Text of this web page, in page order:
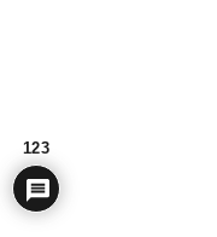
123